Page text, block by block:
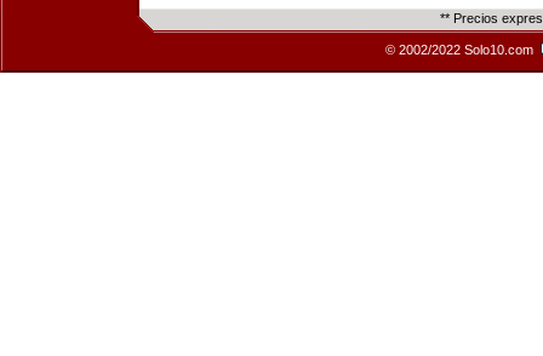
** Precios
© 2002/2022 Solo10.com